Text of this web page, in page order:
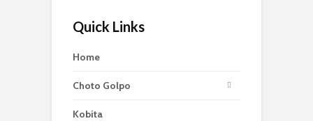
Quick Links
Home
Choto Golpo
Kobita